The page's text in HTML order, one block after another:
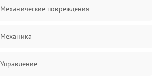
Механические повреждения
Механика
Управление